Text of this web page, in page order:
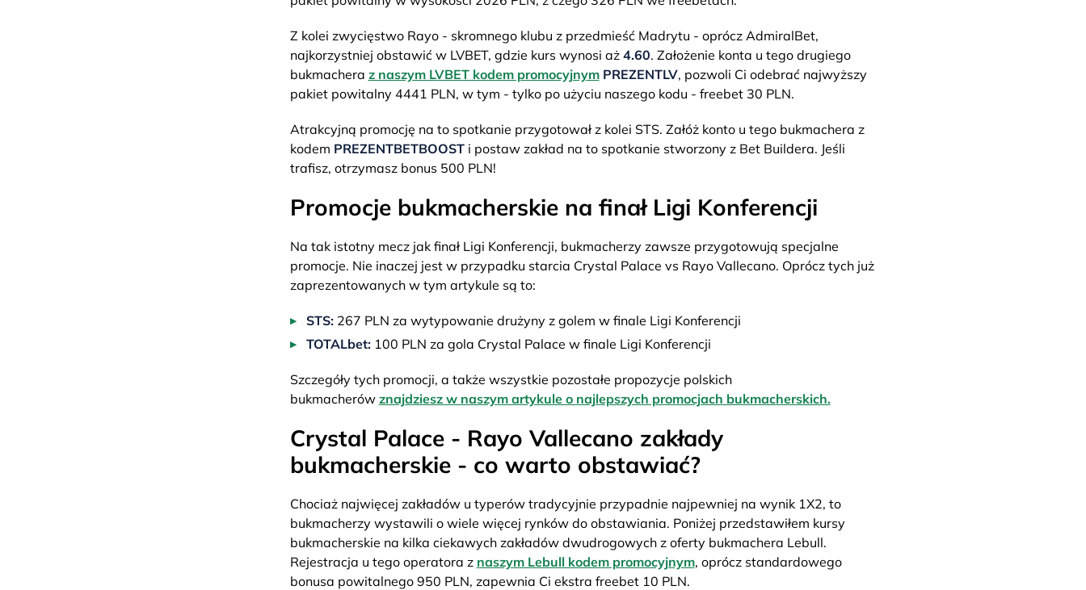
Z kolei zwycięstwo Rayo - skromnego klubu z przedmieść Madrytu - oprócz AdmiralBet,
najkorzystniej obstawić w LVBET, gdzie kurs wynosi aż 4.60. Założenie konta u tego drugiego
bukmachera z naszym LVBET kodem promocyjnym PREZENTLV, pozwoli Ci odebrać najwyższy
pakiet powitalny 4441 PLN, w tym - tylko po użyciu naszego kodu - freebet 30 PLN.
Atrakcyjną promocję na to spotkanie przygotował z kolei STS. Załóż konto u tego bukmachera z
kodem PREZENTBETBOOSTi postaw zakład na to spotkanie stworzony z Bet Buildera. Jeśli
trafisz, otrzymasz bonus 500 PLN!
Promocje bukmacherskie na finał Ligi Konferencji
Na tak istotny mecz jak finał Ligi Konferencji, bukmacherzy zawsze przygotowują specjalne
promocje. Nie inaczej jest w przypadku starcia Crystal Palace vs Rayo Vallecano. Oprócz tych już
zaprezentowanych w tym artykule są to:
STS:267 PLN za wytypowanie drużyny z golem w finale Ligi Konferencji
TOTALbet:100 PLN za gola Crystal Palace w finale Ligi Konferencji
Szczegóły tych promocji, a także wszystkie pozostałe propozycje polskich
bukmacherów znajdziesz w naszym artykule o najlepszych promocjach bukmacherskich.
Crystal Palace - Rayo Vallecano zakłady
bukmacherskie - co warto obstawiać?
Chociaż najwięcej zakładów u typerów tradycyjnie przypadnie najpewniej na wynik 1X2, to
bukmacherzy wystawili o wiele więcej rynków do obstawiania. Poniżej przedstawiłem kursy
bukmacherskie na kilka ciekawych zakładów dwudrogowych z oferty bukmachera Lebull.
Rejestracja u tego operatora z naszym Lebull kodem promocyjnym, oprócz standardowego
bonusa powitalnego 950 PLN, zapewnia Ci ekstra freebet 10 PLN.